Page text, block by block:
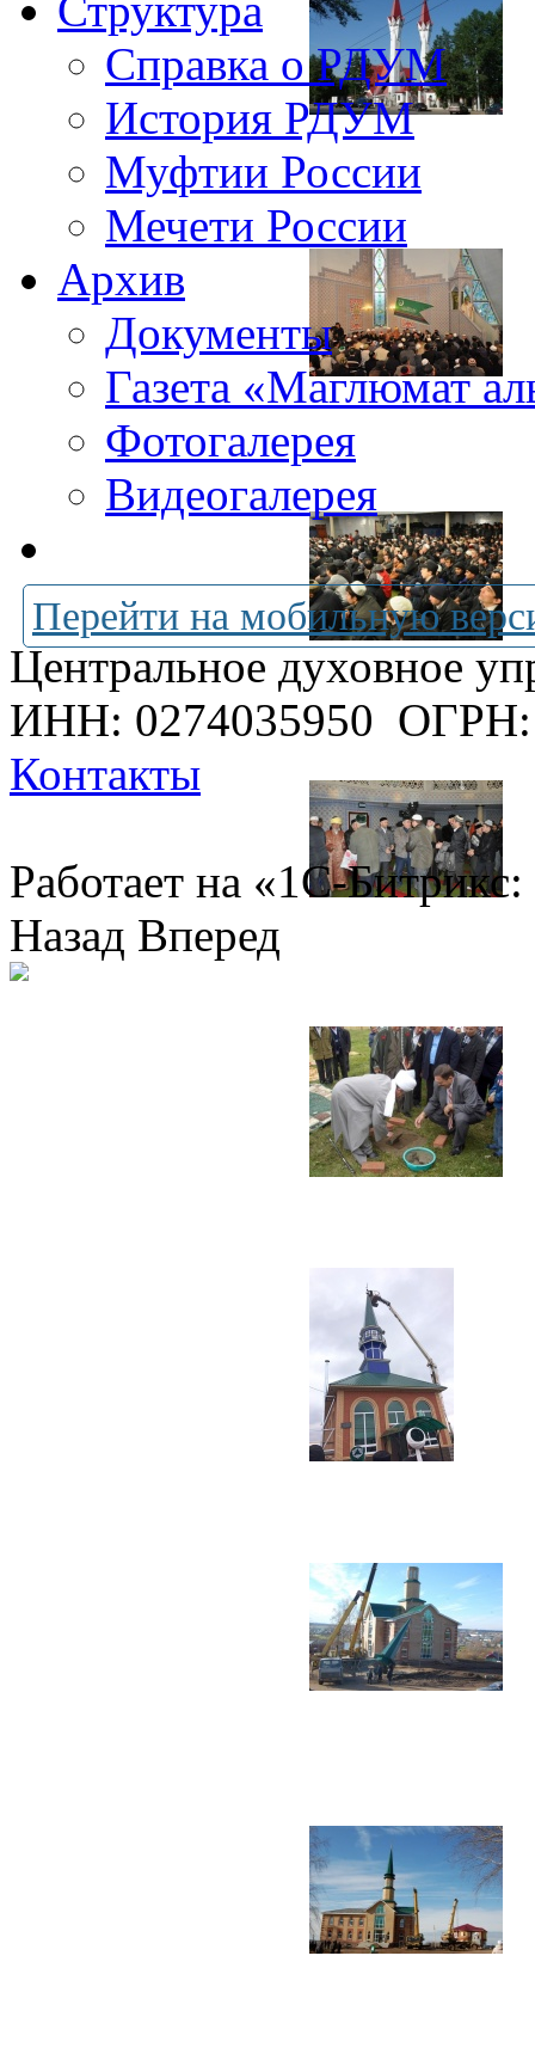
Справка о РДУМ
История РДУМ
Муфтии России
Мечети России
Архив
Документы
Газета «Маглюмат
Фотогалерея
Видеогалерея
Перейти на мобильную
Центральное духовное
ИНН: 0274035950 ОГРН:
Контакты
Работает на «1С-
Назад Вперед